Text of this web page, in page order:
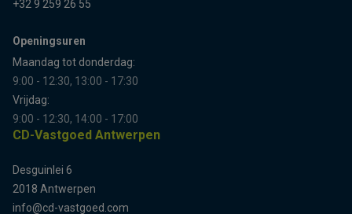
+32 9 259 26 55
Openingsuren
Maandag tot donderdag:
9:00 - 12:30, 13:00 - 17:30
Vrijdag:
9:00 - 12:30, 14:00 - 17:00
CD-Vastgoed Antwerpen
Desguinlei 6
2018 Antwerpen
info@cd-vastgoed.com